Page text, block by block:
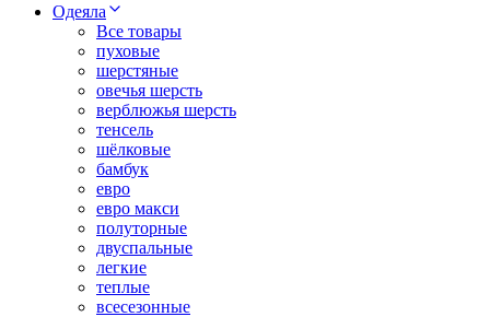
Одеяла
Все товары
пуховые
шерстяные
овечья шерсть
верблюжья шерсть
тенсель
шёлковые
бамбук
евро
евро макси
полуторные
двуспальные
легкие
теплые
всесезонные